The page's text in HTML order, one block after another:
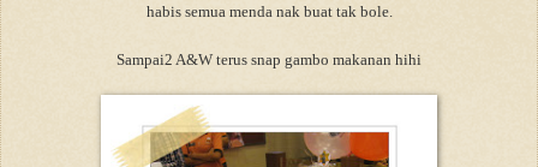
habis semua menda nak buat tak bole.
Sampai2 A&W terus snap gambo makanan hihi